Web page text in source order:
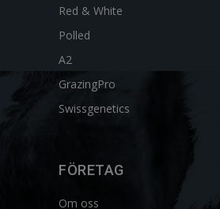
Red & White
Polled
A2
GrazingPro
Swissgenetics
FÖRETAG
Om oss